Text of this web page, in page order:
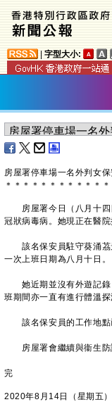
字型大小:
房屋署停車場一名 外判女
＊ ＊ ＊ ＊ ＊ ＊ ＊ ＊ ＊ ＊ ＊ ＊
房屋署今日（八月十四
冠狀病毒病。她現正在醫院
該名保安員駐守葵涌茘
一次上班日期為八月十日。
她近期並沒有外遊記錄
班期間亦一直有進行體溫探
該名保安員的工作地點
房屋署會繼續與衞生防
完
2020年8月14日（星期五）